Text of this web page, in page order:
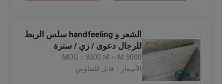
الشعر و handfeeling سلس الربط
للرجال دعوى / زي / سترة
MOQ：3000 M ~ M 5000
الأسعار：قابل للتفاوض